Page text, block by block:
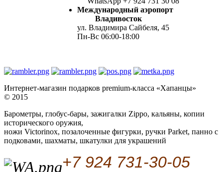
Международный аэропорт
Владивосток
ул. Владимира Сайбеля, 45
Пн-Вс 06:00-18:00
Интернет-магазин подарков premium-класса «Хапанцы»
© 2015
Барометры, глобус-бары, зажигалки Zippo, кальяны, копии
исторического оружия,
ножи Victorinox, позалоченные фигурки, ручки Parket, панно с
подковами, шахматы, шкатулки для украшений
+7 924 731-30-05